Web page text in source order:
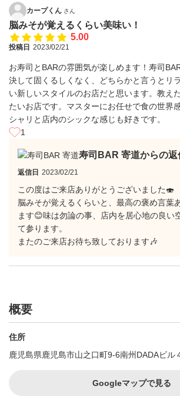
カープくん さん
脳みそが覚えるくらい美味い！
5.00
投稿日 2023/02/21
お寿司とBARの雰囲気が楽しめます！寿司BAR
決して固くるしくなく、どちらかと言うとリ
い新しいスタイルのお店だと思います。教え
たいお店です。マスターにお任せで食の世界
シャリと店内のシックな感じも好きです。
1
寿司BAR 寄道からの返
返信日 2023/02/21
この度はご来店ありがとうございました🍣
脳みそが覚えるくらいと、最高の褒め言葉
ます😊味は勿論の事、店内を居心地の良い
て参ります。
またのご来店お待ち致しております🎶
概要
住所
鹿児島県鹿児島市山之口町9-6南州DADAビル
Googleマップで見る